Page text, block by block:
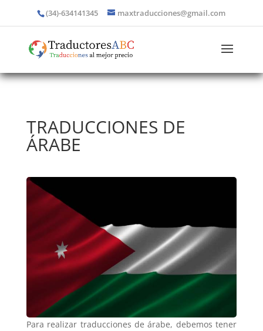
(34)-634141345 maxtraducciones@gmail.com
TRADUCCIONES DE
ÁRABE
Para realizar traducciones de árabe, debemos tener